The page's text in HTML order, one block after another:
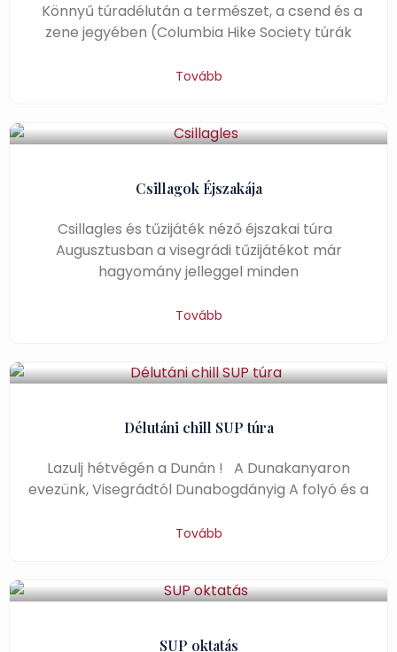
Könnyű túradélután a természet, a csend és a
zene jegyében (Columbia Hike Society túrák
Tovább
Csillagok Éjszakája
Csillagles és tűzijáték néző éjszakai túra
Augusztusban a visegrádi tűzijátékot már
hagyomány jelleggel minden
Tovább
Délutáni chill SUP túra
Lazulj hétvégén a Dunán ! A Dunakanyaron
evezünk, Visegrádtól Dunabogdányig A folyó és a
Tovább
SUP oktatás